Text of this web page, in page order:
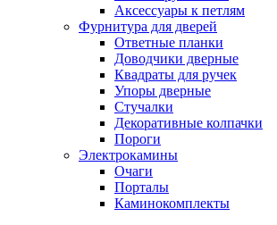
Аксессуары к петлям
Фурнитура для дверей
Ответные планки
Доводчики дверные
Квадраты для ручек
Упоры дверные
Стучалки
Декоративные колпачки
Пороги
Электрокамины
Очаги
Порталы
Каминокомплекты